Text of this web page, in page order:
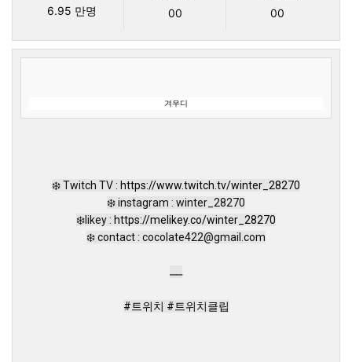
6.95 만명 00 00
겨우디
❄️ Twitch TV : https://www.twitch.tv/winter_28270
❄️ instagram : winter_28270
❄️likey : https://melikey.co/winter_28270
❄️ contact : cocolate422@gmail.com
⎽⎽
#트위치 #트위치클립